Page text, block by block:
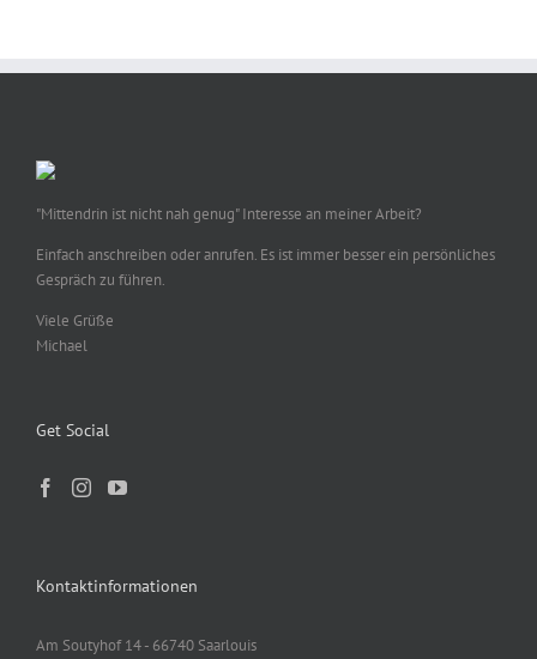
"Mittendrin ist nicht nah genug" Interesse an meiner Arbeit?
Einfach anschreiben oder anrufen. Es ist immer besser ein persönliches
Gespräch zu führen.
Viele Grüße
Michael
Get Social
Kontaktinformationen
Am Soutyhof 14 - 66740 Saarlouis